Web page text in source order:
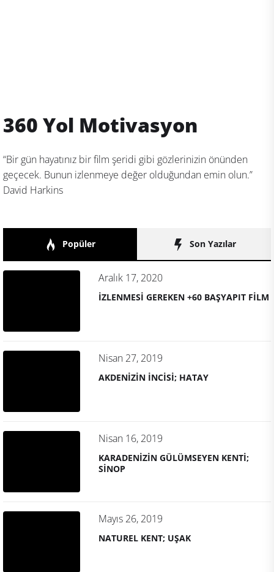
360 Yol Motivasyon
“Bir gün hayatınız bir film şeridi gibi gözlerinizin önünden
geçecek. Bunun izlenmeye değer olduğundan emin olun.”
David Harkins
Popüler Son Yazılar
Aralık 17, 2020
İZLENMESİ GEREKEN +60 BAŞYAPIT FİLM
Nisan 27, 2019
AKDENİZİN İNCİSİ; HATAY
Nisan 16, 2019
KARADENİZİN GÜLÜMSEYEN KENTİ;
SİNOP
Mayıs 26, 2019
NATUREL KENT; UŞAK